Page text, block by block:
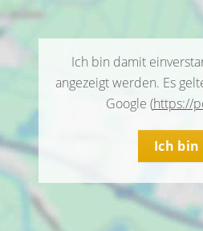
Ich bin damit
angezeigt werden. Es
Google (https://
Ich